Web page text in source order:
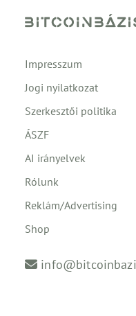
Impresszum
Jogi nyilatkozat
Szerkesztői politika
ÁSZF
AI irányelvek
Rólunk
Reklám/Advertising
Shop